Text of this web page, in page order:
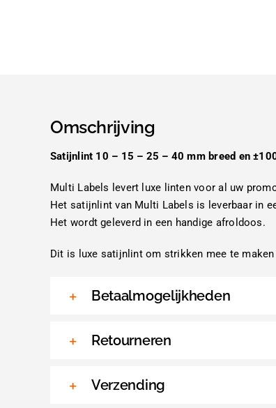
Omschrijving
Satijnlint 10 – 15 – 25 – 40 mm breed en
Multi Labels levert luxe linten voor al uw
Het satijnlint van Multi Labels is leverbaar in
Het wordt geleverd in een handige afroldoos.
Dit is luxe satijnlint om strikken mee te
Betaalmogelijkheden
Retourneren
Verzending